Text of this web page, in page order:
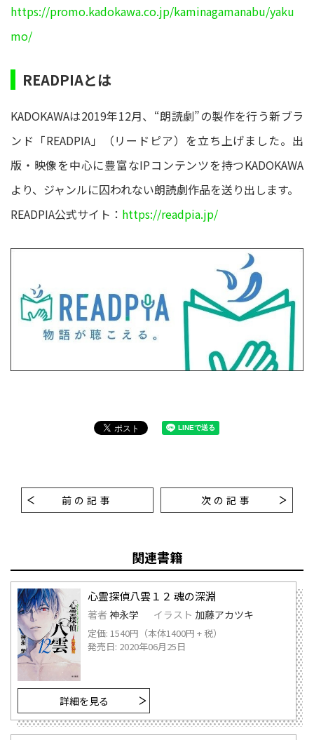
https://promo.kadokawa.co.jp/kaminagamanabu/yaku
mo/
READPIAとは
KADOKAWAは2019年12月、“朗読劇”の製作を行う新ブラ
ンド「READPIA」（リードピア）を立ち上げました。出
版・映像を中心に豊富なIPコンテンツを持つKADOKAWA
より、ジャンルに囚われない朗読劇作品を送り出します。
READPIA公式サイト： https://readpia.jp/
前の記事 次の記事
関連書籍
心霊探偵八雲１２ 魂の深淵
著者 神永学 イラスト 加藤アカツキ
定価: 1540円（本体1400円 + 税）
発売日: 2020年06月25日
詳細を見る